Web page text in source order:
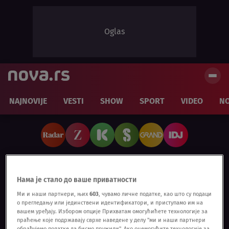
Oglas
NAJNOVIJE VESTI SHOW SPORT VIDEO
Podcast DLZ i Lazar Dinić:
Policija pleše, hapsi, bije i
betonira
Нама је стало до ваше приватности
Ми и наши партнери, њих603, чувамо личне податке, као што су подаци
о прегледању или јединствени идентификатори, и приступамо им на
вашем уређају. Избором опције Прихватам омогућићете технологије за
праћење које подржавају сврхе наведене у делу "ми и наши партнери